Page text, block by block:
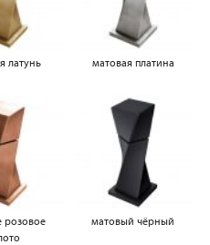
латунь матовая платина
розовое
матовый чёрный